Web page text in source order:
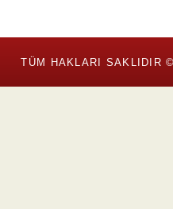
TÜM HAKLARI SAKLIDIR